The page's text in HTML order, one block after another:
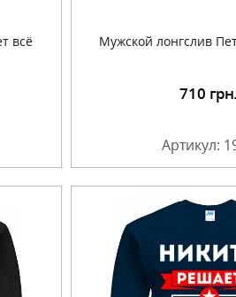
всё Мужской лонгслив
710 грн.
Артикул: